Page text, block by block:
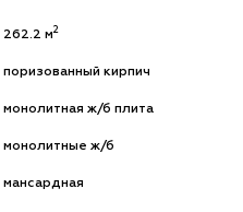
262.2 м2
поризованный кирпич
монолитная ж/б плита
монолитные ж/б
мансардная